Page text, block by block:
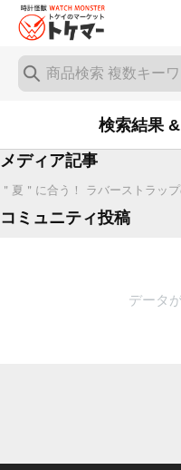
検索結果
メディア記事
＂夏＂に合う！ ラバーストラッ
コミュニティ投稿
データ